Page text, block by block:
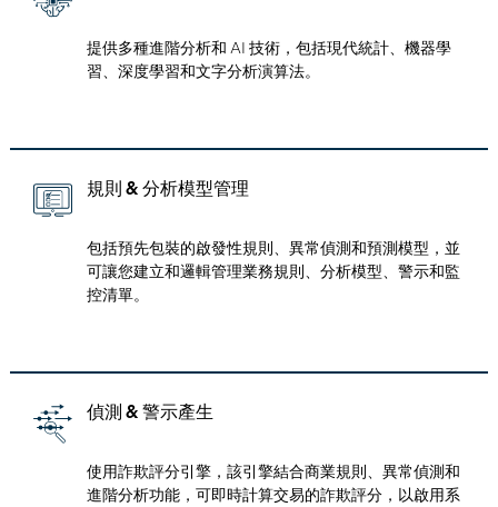
提供多種進階分析和 AI 技術，包括現代統計、機器學
習、深度學習和文字分析演算法。
規則 & 分析模型管理
包括預先包裝的啟發性規則、異常偵測和預測模型，並
可讓您建立和邏輯管理業務規則、分析模型、警示和監
控清單。
偵測 & 警示產生
使用詐欺評分引擎，該引擎結合商業規則、異常偵測和
進階分析功能，可即時計算交易的詐欺評分，以啟用系